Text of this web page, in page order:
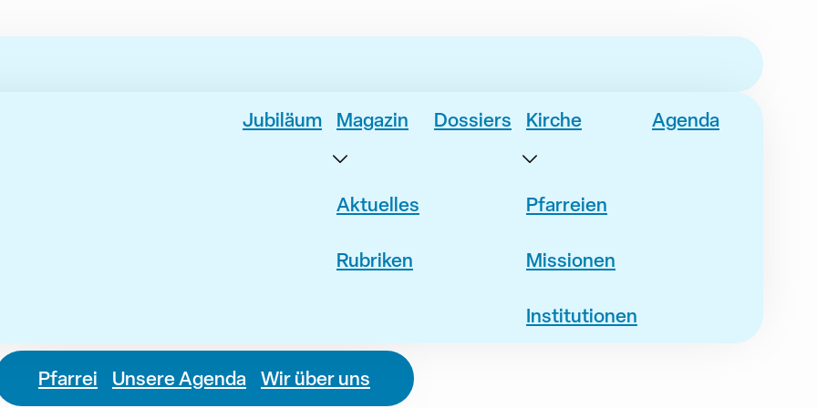
Jubiläum Magazin
Aktuelles
Rubriken
Dossiers Kirche
Pfarreien
Missionen
Institutionen
Agenda
Pfarrei Unsere Agenda Wir über uns